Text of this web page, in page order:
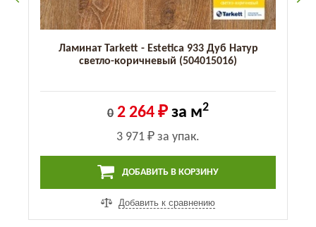
Ламинат Tarkett - Estetica 933 Дуб Натур
светло-коричневый (504015016)
0 2 264 ₽ за м2
3 971 ₽ за упак.
ДОБАВИТЬ В КОРЗИНУ
Добавить к сравнению